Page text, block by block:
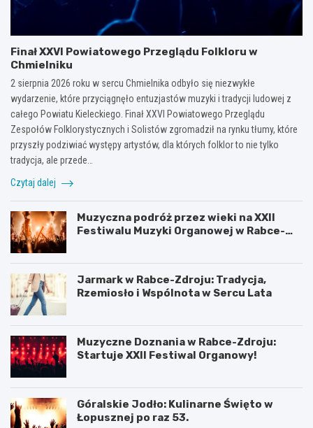
Finał XXVI Powiatowego Przeglądu Folkloru w
Chmielniku
2 sierpnia 2026 roku w sercu Chmielnika odbyło się niezwykłe
wydarzenie, które przyciągnęło entuzjastów muzyki i tradycji ludowej z
całego Powiatu Kieleckiego. Finał XXVI Powiatowego Przeglądu
Zespołów Folklorystycznych i Solistów zgromadził na rynku tłumy, które
przyszły podziwiać występy artystów, dla których folklor to nie tylko
tradycja, ale przede…
Czytaj dalej
Muzyczna podróż przez wieki na XXII
Festiwalu Muzyki Organowej w Rabce-
Jarmark w Rabce-Zdroju: Tradycja,
Rzemiosło i Wspólnota w Sercu Lata
Muzyczne Doznania w Rabce-Zdroju:
Startuje XXII Festiwal Organowy!
Góralskie Jodło: Kulinarne Święto w
Łopusznej po raz 53.